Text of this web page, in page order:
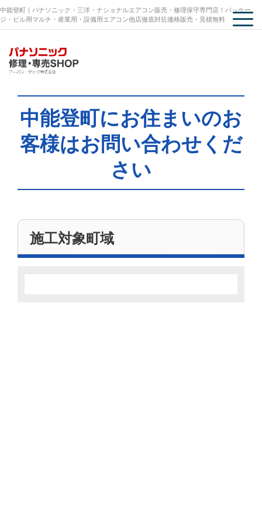
中能登町｜パナソニック・三洋・ナショナルエアコン販売・修理保守専門店！パッケー
ジ・ビル用マルチ・産業用・設備用エアコン他店徹底対抗価格販売・見積無料
中能登町にお住まいのお
客様はお問い合わせくだ
さい
施工対象町域